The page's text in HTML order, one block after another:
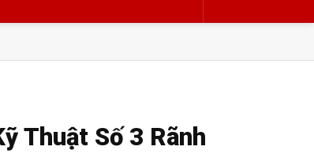
Thuật Số 3 Rãnh